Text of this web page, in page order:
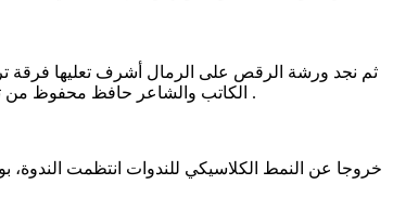
ثم نجد ورشة الرقص على الرمال أشرف تعليها فرقة
الكاتب والشاعر حافظ محفوظ من تونس ثم ورشة الألعاب الدرامية أشرف عليها ناجي الدهماني المقيم ألمانيا وأخيرا ورشة الارتجال بالمسرح وأشرف عليها الفنان اللبناني قاسم الاسطنبولي .
خروجا عن النمط الكلاسيكي للندوات انتظمت